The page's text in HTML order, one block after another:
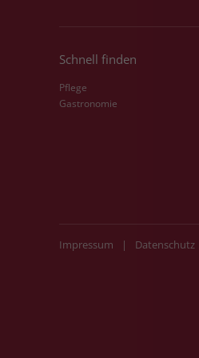
Schnell finden
Pflege
Gastronomie
Impressum | Datenschutz